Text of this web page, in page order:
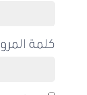
كلمة المرور